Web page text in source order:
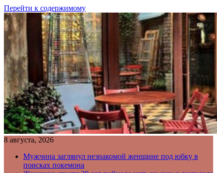
Перейти к содержимому
8 августа, 2026
Мужчина заглянул незнакомой женщине под юбку в
поисках покемона